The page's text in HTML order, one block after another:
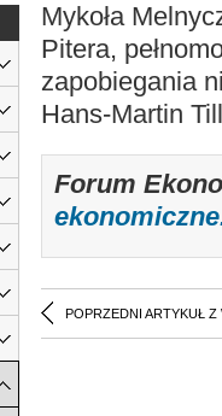
Mykoła
Pitera,
zapobiegania
Hans-Martin
Forum
POPRZEDNI ARTYKUŁ Z